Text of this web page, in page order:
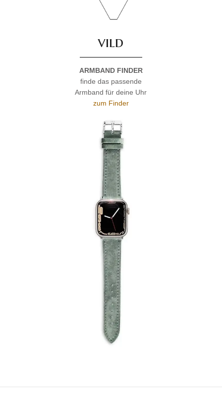
vild
ARMBAND FINDER
finde das passende
Armband für deine Uhr
zum Finder